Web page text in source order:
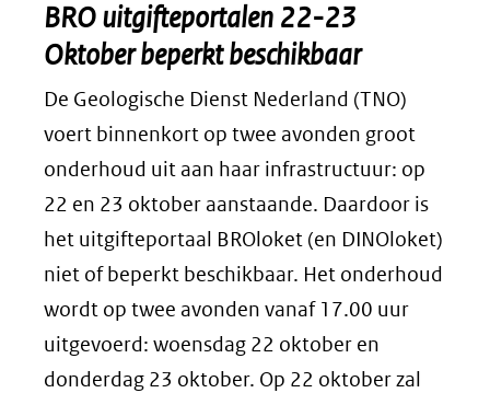
BRO uitgifteportalen 22-23
Oktoberbeperkt beschikbaar
De Geologische Dienst Nederland (TNO)
voert binnenkort op twee avonden groot
onderhoud uit aan haar infrastructuur: op
22 en 23 oktober aanstaande. Daardoor is
het uitgifteportaal BROloket (en DINOloket)
niet of beperkt beschikbaar. Het onderhoud
wordt op twee avonden vanaf 17.00 uur
uitgevoerd: woensdag 22 oktober en
donderdag 23 oktober. Op 22 oktober zal